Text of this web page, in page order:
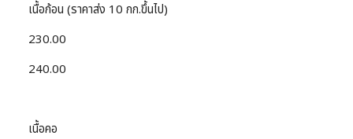
เนื้อก้อน (ราคาส่ง 10 กก.ขึ้นไป)
230.00
240.00
เนื้อคอ